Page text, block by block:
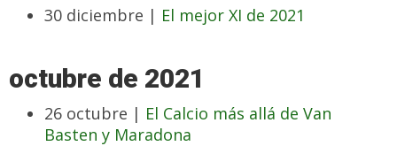
30 diciembre | El mejor XI de 2021
octubre de 2021
26 octubre | El Calcio más allá de Van
Basten y Maradona